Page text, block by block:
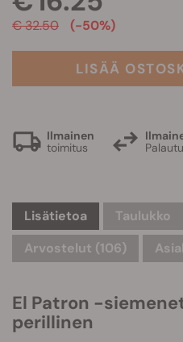
€ 32.50 (-50%)
LISÄÄ
Ilmainen
toimitus
Lisätietoa Taulukko
Arvostelut (106)
El Patron -
perillinen